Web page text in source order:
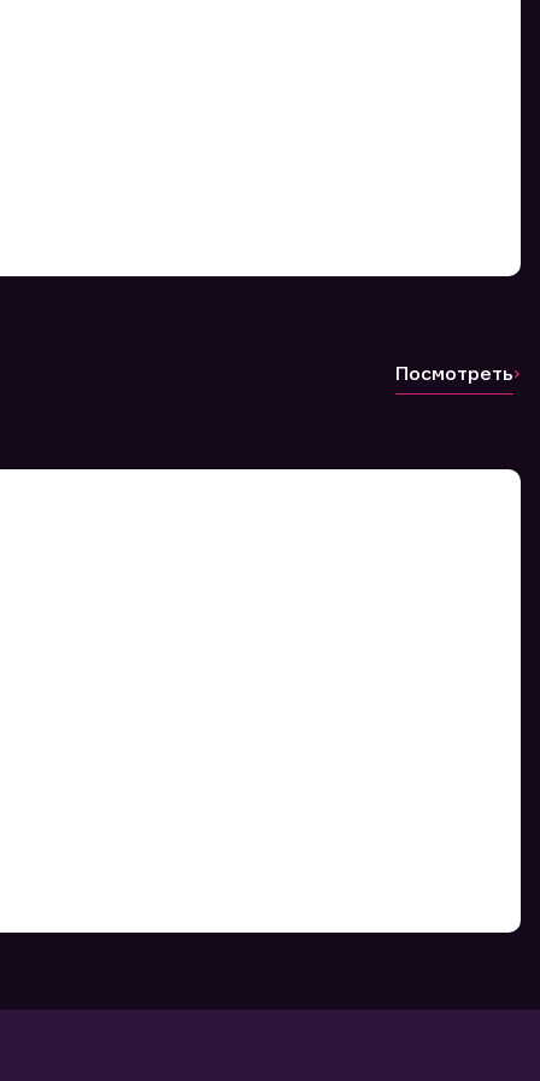
Посмотреть